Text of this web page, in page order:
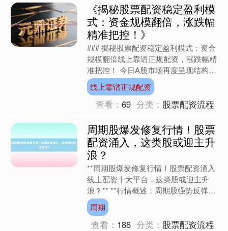
《揭秘股票配资稳定盈利模
式：资金规模翻倍，涨跌幅
精准把控！》
### 揭秘股票配资稳定盈利模式：资金
规模翻倍线上靠谱正规配资，涨跌幅精
准把控！ 今日A股市场再度呈现结构性
分化行情。截至收盘，上证指数微涨
0.25%报3039....
线上靠谱正规配资
查看：69 分类： 股票配资流程
周期股爆发修复行情！股票
配资涌入，这类股或迎主升
浪？
**周期股爆发修复行情！股票配资涌入
线上配资十大平台，这类股或迎主升
浪？** **行情概述：周期股强势反弹，
资金聚焦低估值修复** 据市场消息，
近期A股市场风格....
周期
查看： 188 分类： 股票配资流程